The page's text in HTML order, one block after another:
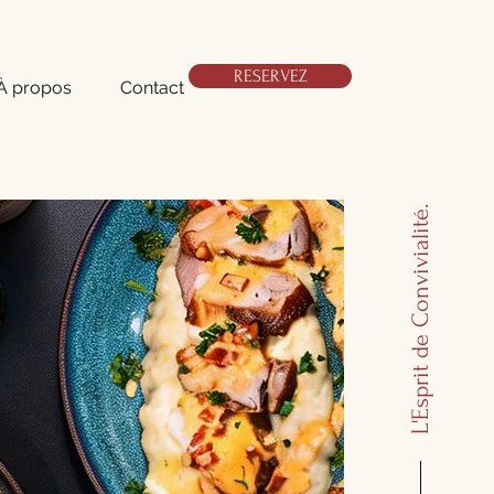
propos Contact
RESERVEZ
L'Esprit de Convivialité.